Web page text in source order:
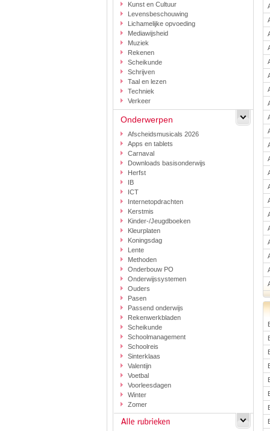
Kunst en Cultuur
Levensbeschouwing
Lichamelijke opvoeding
Mediawijsheid
Muziek
Rekenen
Scheikunde
Schrijven
Taal en lezen
Techniek
Verkeer
Onderwerpen
Afscheidsmusicals 2026
Apps en tablets
Carnaval
Downloads basisonderwijs
Herfst
IB
ICT
Internetopdrachten
Kerstmis
Kinder-/Jeugdboeken
Kleurplaten
Koningsdag
Lente
Methoden
Onderbouw PO
Onderwijssystemen
Ouders
Pasen
Passend onderwijs
Rekenwerkbladen
Scheikunde
Schoolmanagement
Schoolreis
Sinterklaas
Valentijn
Voetbal
Voorleesdagen
Winter
Zomer